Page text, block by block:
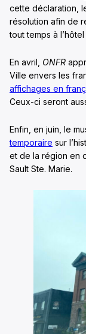
cette déclaration,
résolution afin de
tout temps à
En avril, ONFR
Ville envers les
affichages en
Ceux-ci seront
Enfin, en juin, le
temporaire sur
et de la région en
Sault Ste. Marie.